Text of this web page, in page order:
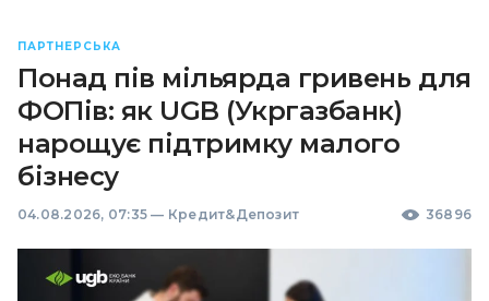
ПАРТНЕРСЬКА
Понад пів мільярда гривень для
ФОПів: як UGB (Укргазбанк)
нарощує підтримку малого
бізнесу
04.08.2026, 07:35 — Кредит&Депозит 36896